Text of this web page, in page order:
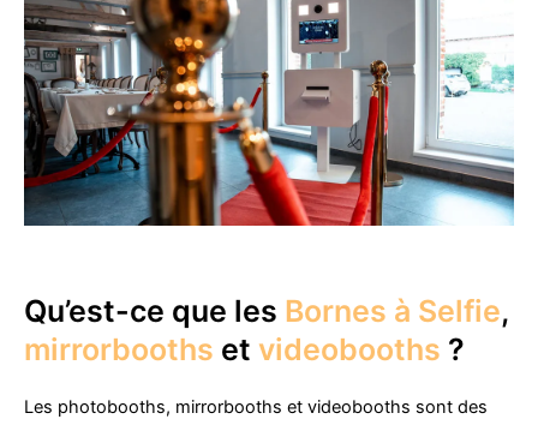
Qu’est-ce que les Bornes à Selfie,
mirrorbooths et videobooths ?
Les photobooths, mirrorbooths et videobooths sont des